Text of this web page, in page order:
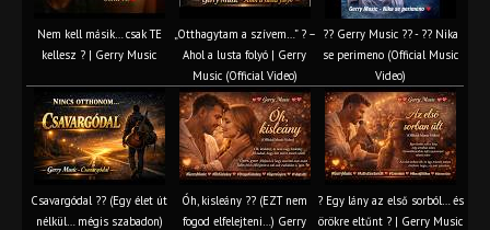
Nem kell másik… csak TE
kellesz ? | Gerry Music
„Otthagytam a szívem…” ? –
Ahol a lusta folyó | Gerry
Music (Official Video)
?? Gerry Music ?? - ?? Nika
se perimeno (Official Music
Video)
Csavargódal ?? (Egy élet út
nélkül… mégis szabadon)
Óh, kisleány ?? (EZT nem
fogod elfelejteni…) Gerry
? Egy lány az első sorból… és
örökre eltűnt ? | Gerry Music